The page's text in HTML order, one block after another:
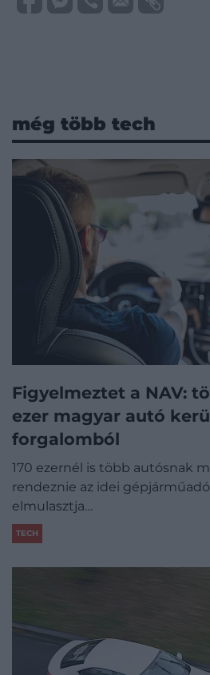
még több tech
Figyelmeztet a NAV:
ezer magyar autó
forgalomból
170 ezernél is több autósnak
rendeznie az idei
elmulasztja…
TECH